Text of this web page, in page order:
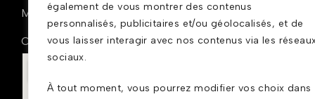
également de vous montrer des contenus
personnalisés, publicitaires et/ou géolocalisés, et de
vous laisser interagir avec nos contenus via les
sociaux.
À tout moment, vous pourrez modifier vos choix dans
Mentions légales
Contact